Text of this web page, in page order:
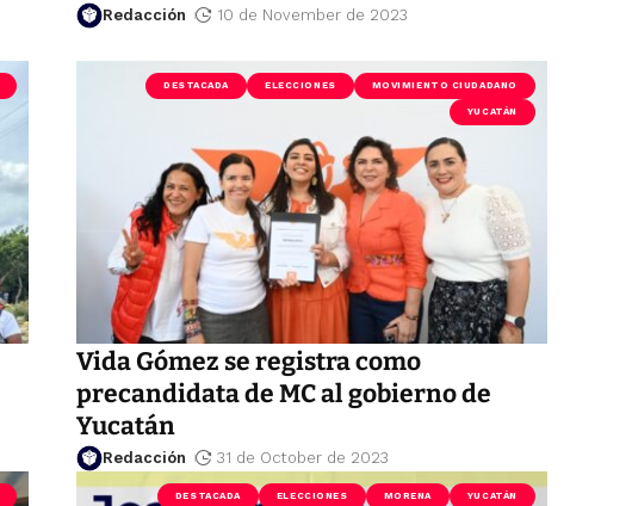
Redacción 10 de November de 2023
DESTACADA ELECCIONES MOVIMIENTO CIUDADANO
YUCATÁN
Vida Gómez se registra como
precandidata de MC al gobierno de
Yucatán
Redacción 31 de October de 2023
DESTACADA ELECCIONES MORENA YUCATÁN